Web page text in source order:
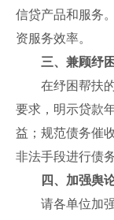
信贷产品和服务
资服务效率。
三、兼顾纾
在纾困帮扶的
要求，明示贷款
益；规范债务催
非法手段进行债
四、加强舆
请各单位加强